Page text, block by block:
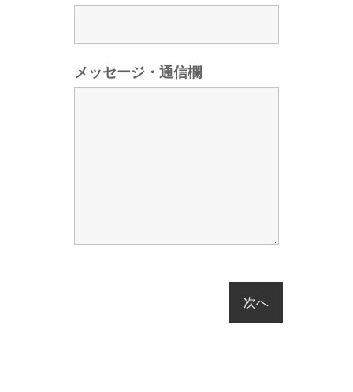
メッセージ・通信欄